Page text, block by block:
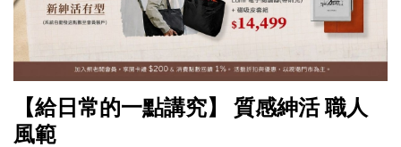
【給日常的一點講究】 質感紳活 職人
風範